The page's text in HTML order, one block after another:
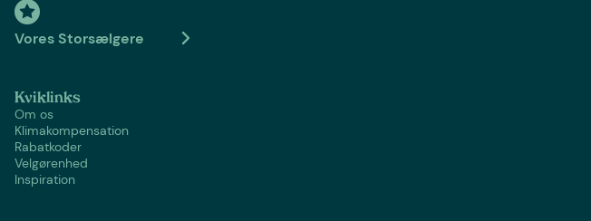
Vores Storsælgere
Kviklinks
Om os
Klimakompensation
Rabatkoder
Velgørenhed
Inspiration